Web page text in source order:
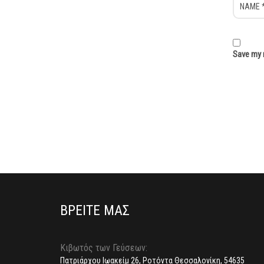
Save
ΒΡΕΙΤΕ ΜΑΣ
Κιβωτός των Γεύσεων:
Πατριάρχου Ιωακείμ 26, Ροτόντα Θεσσαλονίκη, 54635